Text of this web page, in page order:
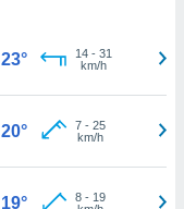
23° 14- 31
km/h
20° 7- 25
km/h
19° 8- 19